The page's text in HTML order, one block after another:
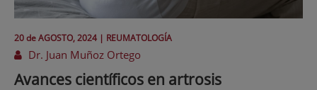
20 deAGOSTO, 2024 | REUMATOLOGÍA
Dr. Juan Muñoz Ortego
Avances científicos en artrosis